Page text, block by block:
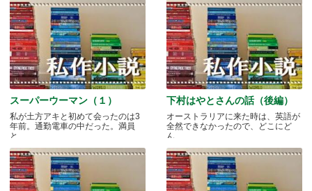
スーパーウーマン（１）
私が土方アキと初めて会ったのは3
年前。通勤電車の中だった。満員
と.....
下村はやとさんの話（後編）
オーストラリアに来た時は、英語が
全然できなかったので、どこにど
ん.....